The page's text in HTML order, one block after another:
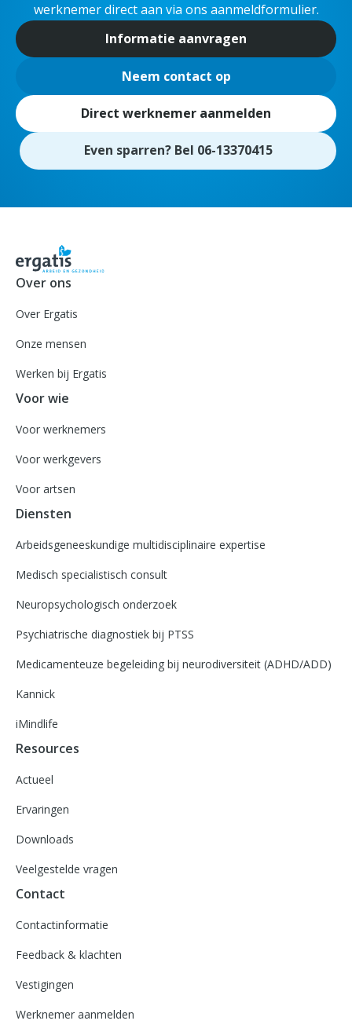
werknemer direct aan via ons aanmeldformulier.
Informatie aanvragen
Neem contact op
Direct werknemer aanmelden
Even sparren? Bel 06-13370415
Over ons
Over Ergatis
Onze mensen
Werken bij Ergatis
Voor wie
Voor werknemers
Voor werkgevers
Voor artsen
Diensten
Arbeidsgeneeskundige multidisciplinaire expertise
Medisch specialistisch consult
Neuropsychologisch onderzoek
Psychiatrische diagnostiek bij PTSS
Medicamenteuze begeleiding bij neurodiversiteit (ADHD/ADD)
Kannick
iMindlife
Resources
Actueel
Ervaringen
Downloads
Veelgestelde vragen
Contact
Contactinformatie
Feedback & klachten
Vestigingen
Werknemer aanmelden